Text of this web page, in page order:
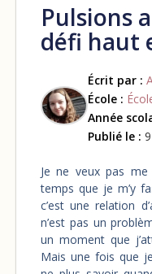
Pulsions
défi haut
Écrit par :
École :
Année
Publié le :
Je ne veux pas me
temps que je m’y
c’est une relation
n’est pas un
un moment que
Mais une fois que